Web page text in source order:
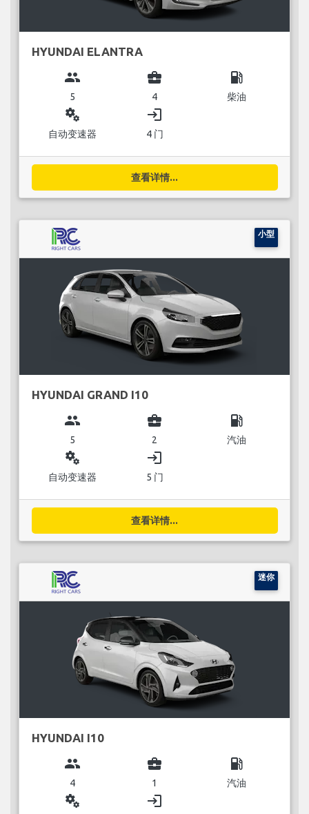
HYUNDAI ELANTRA
group
5
business_center
4
local_gas_station
柴油
miscellaneous_services
自动变速器
login
4 门
查看详情...
小型
HYUNDAI GRAND I10
group
5
business_center
2
local_gas_station
汽油
miscellaneous_services
自动变速器
login
5 门
查看详情...
迷你
HYUNDAI I10
group
4
business_center
1
local_gas_station
汽油
miscellaneous_services login